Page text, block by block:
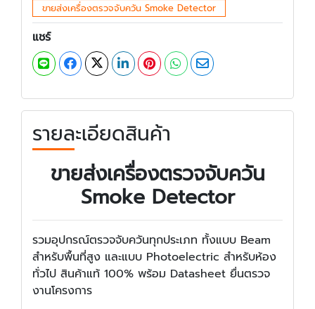
ขายส่งเครื่องตรวจจับควัน Smoke Detector
แชร์
รายละเอียดสินค้า
ขายส่งเครื่องตรวจจับควัน
Smoke Detector
รวมอุปกรณ์ตรวจจับควันทุกประเภท ทั้งแบบ Beam
สำหรับพื้นที่สูง และแบบ Photoelectric สำหรับห้อง
ทั่วไป สินค้าแท้ 100% พร้อม Datasheet ยื่นตรวจ
งานโครงการ